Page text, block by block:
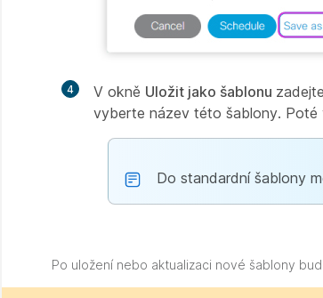
4 V okně Uložit jako šablonu
vyberte název této šablony. Poté
Do standardní šablony
Po uložení nebo aktualizaci nové šablony